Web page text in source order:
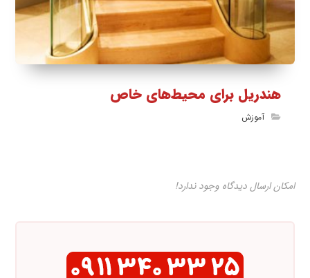
هندریل برای محیط‌های خاص
آموزش
امکان ارسال دیدگاه وجود ندارد!